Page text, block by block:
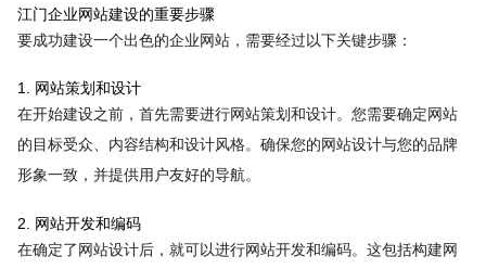
江门企业网站建设的重要步骤
要成功建设一个出色的企业网站，需要经过以下关键步骤：
1. 网站策划和设计
在开始建设之前，首先需要进行网站策划和设计。您需要确定网站
的目标受众、内容结构和设计风格。确保您的网站设计与您的品牌
形象一致，并提供用户友好的导航。
2. 网站开发和编码
在确定了网站设计后，就可以进行网站开发和编码。这包括构建网